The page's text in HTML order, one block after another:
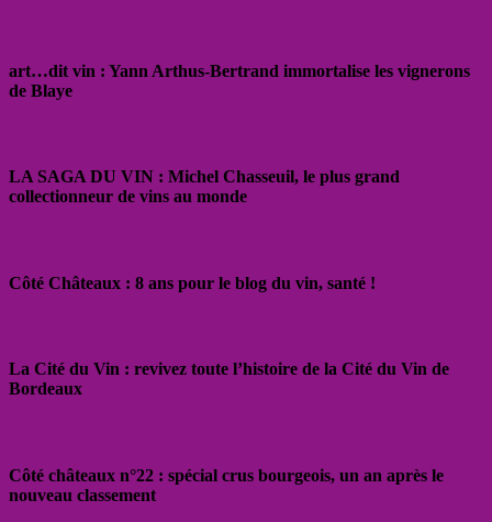
art…dit vin : Yann Arthus-Bertrand immortalise les vignerons
de Blaye
LA SAGA DU VIN : Michel Chasseuil, le plus grand
collectionneur de vins au monde
Côté Châteaux : 8 ans pour le blog du vin, santé !
La Cité du Vin : revivez toute l’histoire de la Cité du Vin de
Bordeaux
Côté châteaux n°22 : spécial crus bourgeois, un an après le
nouveau classement